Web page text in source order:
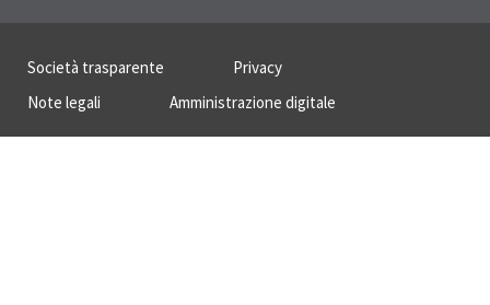
Società trasparente
Privacy
Note legali
Amministrazione digitale